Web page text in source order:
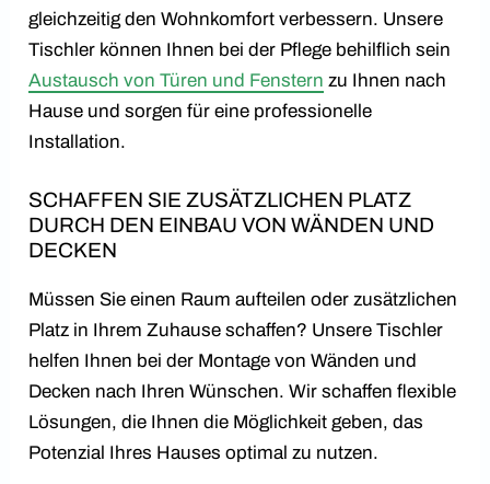
gleichzeitig den Wohnkomfort verbessern. Unsere
Tischler können Ihnen bei der Pflege behilflich sein
Austausch von Türen und Fenstern zu Ihnen nach
Hause und sorgen für eine professionelle
Installation.
SCHAFFEN SIE ZUSÄTZLICHEN PLATZ
DURCH DEN EINBAU VON WÄNDEN UND
DECKEN
Müssen Sie einen Raum aufteilen oder zusätzlichen
Platz in Ihrem Zuhause schaffen? Unsere Tischler
helfen Ihnen bei der Montage von Wänden und
Decken nach Ihren Wünschen. Wir schaffen flexible
Lösungen, die Ihnen die Möglichkeit geben, das
Potenzial Ihres Hauses optimal zu nutzen.